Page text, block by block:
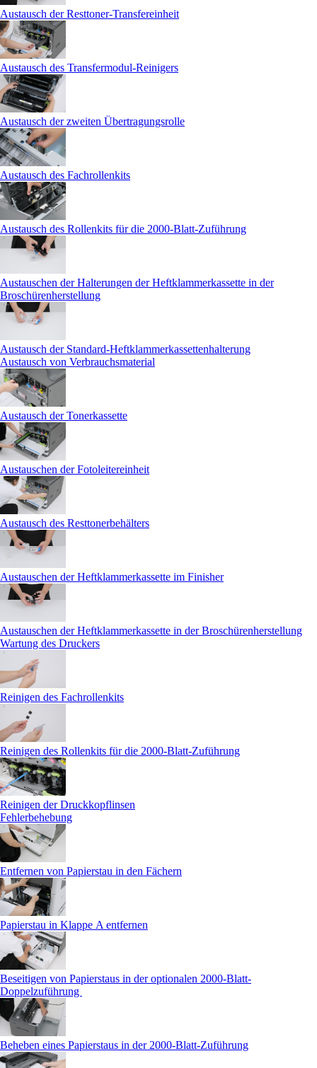
Austausch der Resttoner-Transfereinheit
Austausch des Transfermodul-Reinigers
Austausch der zweiten Übertragungsrolle
Austausch des Fachrollenkits
Austausch des Rollenkits für die 2000-Blatt-Zuführung
Austauschen der Halterungen der Heftklammerkassette in der
Broschürenherstellung
Austausch der Standard-Heftklammerkassettenhalterung
Austausch von Verbrauchsmaterial
Austausch der Tonerkassette
Austauschen der Fotoleitereinheit
Austausch des Resttonerbehälters
Austauschen der Heftklammerkassette im Finisher
Austauschen der Heftklammerkassette in der Broschürenherstellung
Wartung des Druckers
Reinigen des Fachrollenkits
Reinigen des Rollenkits für die 2000-Blatt-Zuführung
Reinigen der Druckkopflinsen
Fehlerbehebung
Entfernen von Papierstau in den Fächern
Papierstau in Klappe A entfernen
Beseitigen von Papierstaus in der optionalen 2000-Blatt-
Doppelzuführung
Beheben eines Papierstaus in der 2000-Blatt-Zuführung